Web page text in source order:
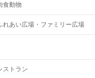
食動物
れあい広場・ファミリー広場
ストラン